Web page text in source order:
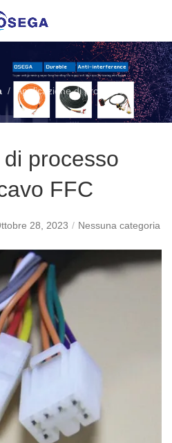
Applicazione di processo
processo
FFC
28, 2023 Nessuna categoria